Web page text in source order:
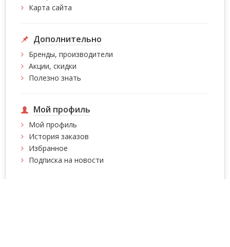
Карта сайта
Дополнительно
Бренды, производители
Акции, скидки
Полезно знать
Мой профиль
Мой профиль
История заказов
Избранное
Подписка на новости